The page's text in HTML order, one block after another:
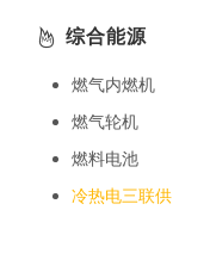
综合能源
燃气内燃机
燃气轮机
燃料电池
冷热电三联供